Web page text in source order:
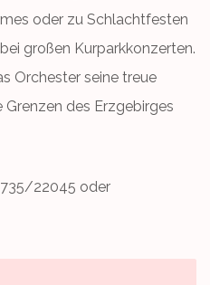
oder zu Schlachtfesten
großen Kurparkkonzerten.
Orchester seine treue
des Erzgebirges
22045 oder